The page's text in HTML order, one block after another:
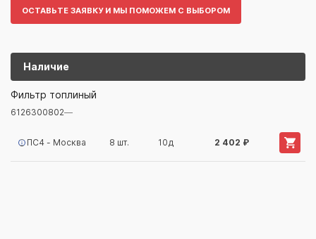
ОСТАВЬТЕ ЗАЯВКУ И МЫ ПОМОЖЕМ С ВЫБОРОМ
Наличие
Артикул/Бренд
6126300802—
Фильтр топлиный
6126300802—
ПС4 - Москва 8 шт. 10д 2 402 ₽